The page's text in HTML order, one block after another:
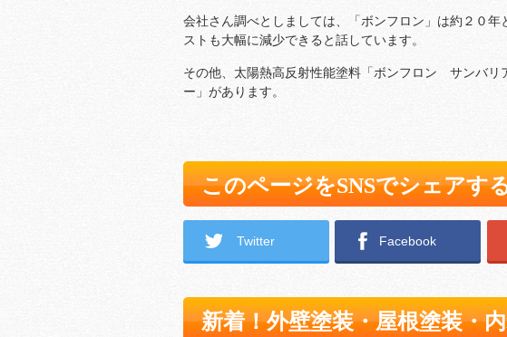
会社さん調べとしましては、「ボンフロン」は約２０
ストも大幅に減少できると話しています。
その他、太陽熱高反射性能塗料「ボンフロン サンバリ
ー」があります。
このページをSNSでシェアす
Twitter Facebook
新着！外壁塗装・屋根塗装・